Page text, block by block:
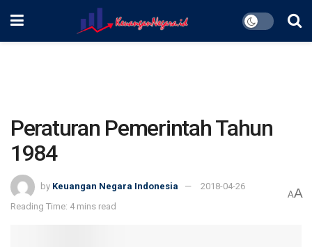
Peraturan Pemerintah Tahun
1984
by Keuangan Negara Indonesia
2018-04-26
Reading Time: 4 mins read
AA